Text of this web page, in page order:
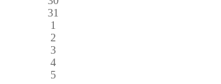
31
1
2
3
4
5